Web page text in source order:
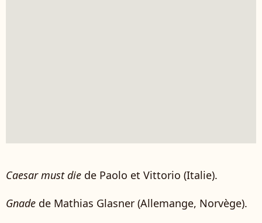
Caesar must die de Paolo et Vittorio (Italie).
Gnade de Mathias Glasner (Allemange, Norvège).